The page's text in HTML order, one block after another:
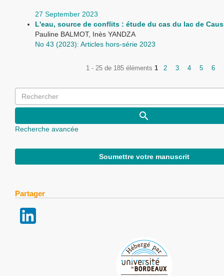
27 September 2023
L'eau, source de conflits : étude du cas du lac de
Pauline BALMOT, Inès YANDZA
No 43 (2023): Articles hors-série 2023
1 - 25 de 185 éléments 1 2 3 4 5 6
Recherche avancée
Soumettre votre manuscrit
Partager